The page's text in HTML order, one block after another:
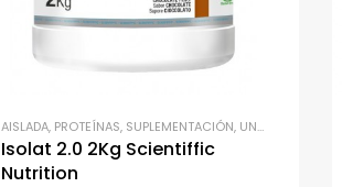
AISLADA, PROTEÍNAS, SUPLEMENTACIÓN, UNCATEGORIZED
Isolat 2.0 2Kg Scientiffic
Nutrition